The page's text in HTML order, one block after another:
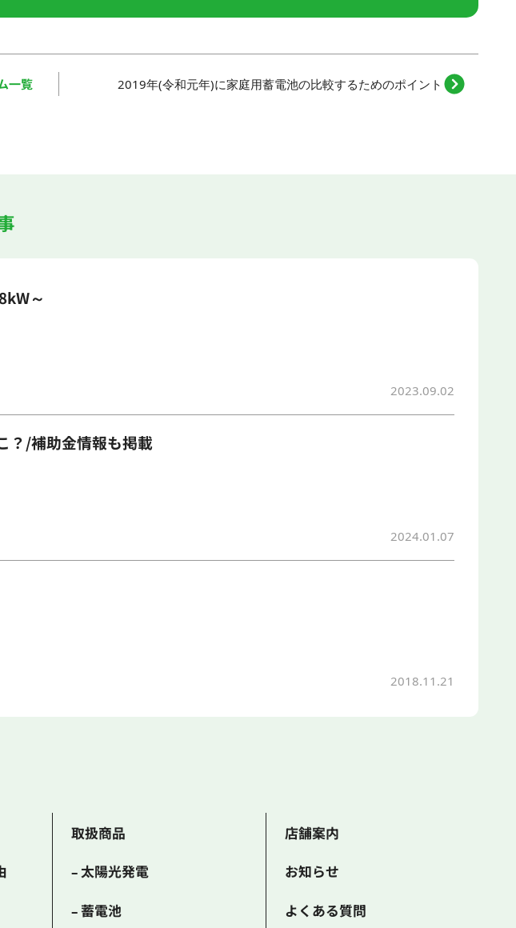
一覧 2019年(令和元年)に家庭用蓄電池の比較するためのポイント
～
2023.09.02
？/補助金情報も掲載
2024.01.07
2018.11.21
取扱商品
– 太陽光発電
– 蓄電池
店舗案内
お知らせ
よくある質問